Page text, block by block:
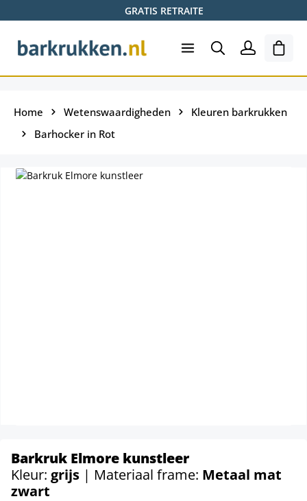
GRATIS RETRAITE
Home Wetenswaardigheden
Kleuren barkrukken
Barhocker in Rot
Barkruk Elmore kunstleer
Kleur: grijs | Materiaal frame: Metaal mat
zwart